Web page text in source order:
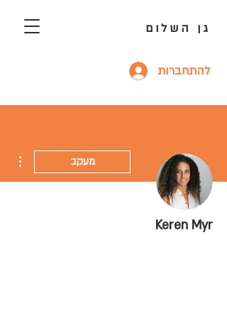
גן השלום
להתחברות
מעקב
Keren Myr